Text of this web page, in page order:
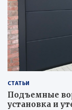
СТАТЬИ
Подъемные
установка и